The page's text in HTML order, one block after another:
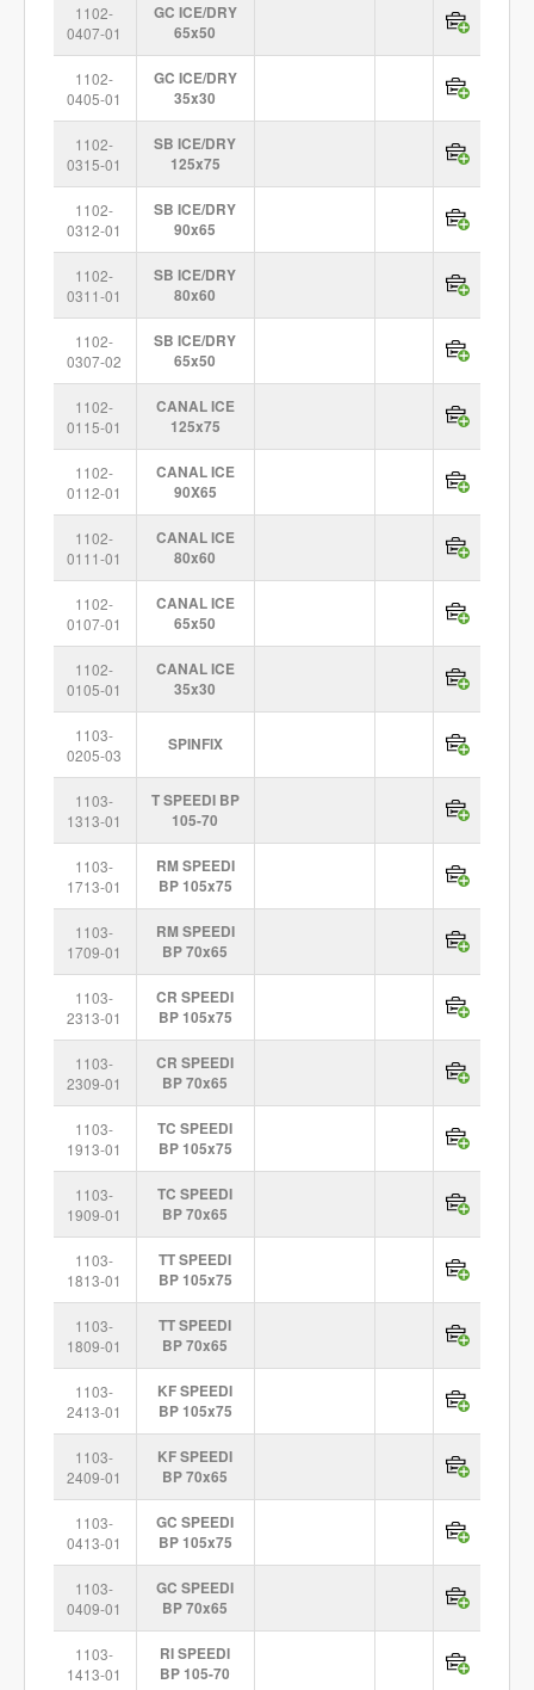
1102-
0407-01
GC ICE/DRY
65x50
1102-
0405-01
GC ICE/DRY
35x30
1102-
0315-01
SB ICE/DRY
125x75
1102-
0312-01
SB ICE/DRY
90x65
1102-
0311-01
SB ICE/DRY
80x60
1102-
0307-02
SB ICE/DRY
65x50
1102-
0115-01
CANAL ICE
125x75
1102-
0112-01
CANAL ICE
90X65
1102-
0111-01
CANAL ICE
80x60
1102-
0107-01
CANAL ICE
65x50
1102-
0105-01
CANAL ICE
35x30
1103-
0205-03
SPINFIX
1103-
1313-01
T SPEEDI BP
105-70
1103-
1713-01
RM SPEEDI
BP 105x75
1103-
1709-01
RM SPEEDI
BP 70x65
1103-
2313-01
CR SPEEDI
BP 105x75
1103-
2309-01
CR SPEEDI
BP 70x65
1103-
1913-01
TC SPEEDI
BP 105x75
1103-
1909-01
TC SPEEDI
BP 70x65
1103-
1813-01
TT SPEEDI
BP 105x75
1103-
1809-01
TT SPEEDI
BP 70x65
1103-
2413-01
KF SPEEDI
BP 105x75
1103-
2409-01
KF SPEEDI
BP 70x65
1103-
0413-01
GC SPEEDI
BP 105x75
1103-
0409-01
GC SPEEDI
BP 70x65
1103-
1413-01
RI SPEEDI
BP 105-70